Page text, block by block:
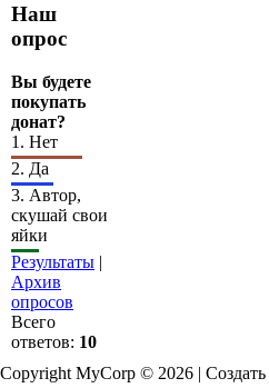
Наш
опрос
Вы будете
покупать
донат?
1. Нет
2. Да
3. Автор,
скушай свои
яйки
Результаты |
Архив
опросов
Всего
ответов: 10
Copyright MyCorp © 2026 | Создать